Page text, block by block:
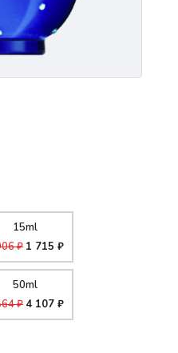
15ml
₽ 1 715 ₽
50ml
₽ 4 107 ₽